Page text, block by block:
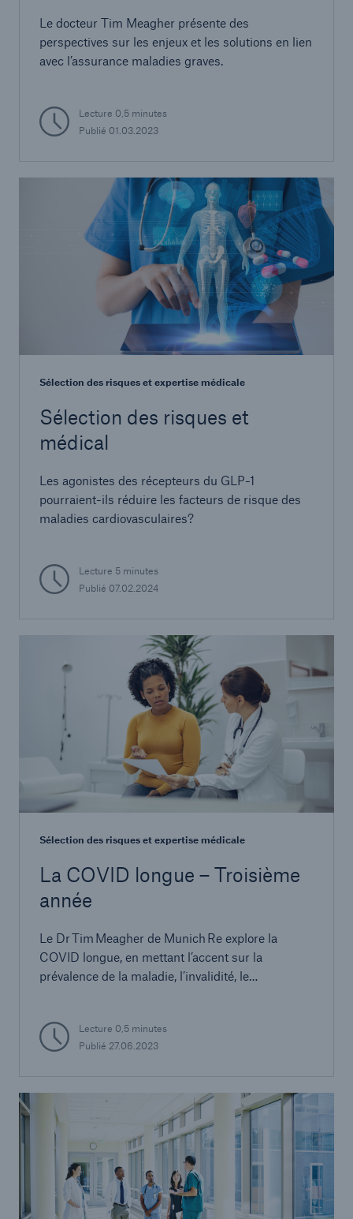
Le docteur Tim Meagher présente des
perspectives sur les enjeux et les solutions en lien
avec l’assurance maladies graves.
Lecture 0,5 minutes
Publié 01.03.2023
Sélection des risques et expertise médicale
Sélection des risques et
médical
Les agonistes des récepteurs du GLP-1
pourraient-ils réduire les facteurs de risque des
maladies cardiovasculaires?
Lecture 5 minutes
Publié 07.02.2024
Sélection des risques et expertise médicale
La COVID longue – Troisième
année
Le Dr Tim Meagher de Munich Re explore la
COVID longue, en mettant l’accent sur la
prévalence de la maladie, l’invalidité, le
Lecture 0,5 minutes
Publié 27.06.2023